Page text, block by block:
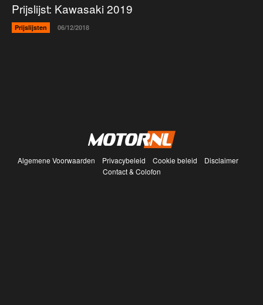
Prijslijst: Kawasaki 2019
Prijslijsten 06/12/2018
Algemene Voorwaarden Privacybeleid Cookie beleid
Disclaimer
Contact & Colofon